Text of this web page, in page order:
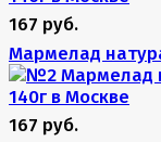
167 руб.
Мармелад
167 руб.